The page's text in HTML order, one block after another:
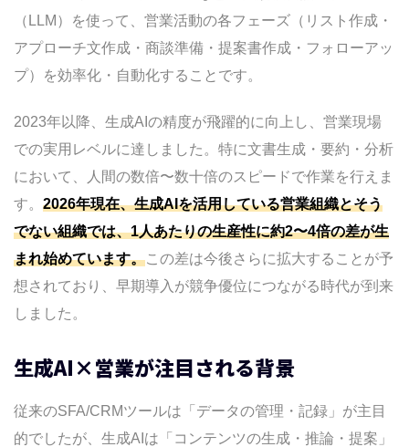
動最適化
事例7：フォローアップメールの自動パーソ
ナライズ
事例9：SNS（LinkedIn・X）投稿コンテン
ツの量産
事例10：展示会後のフォロー文面の一括生
成
事例11：RFP（提案依頼書）への回答自動
生成
事例12：電話営業（テレアポ）の反論処理
ヒアリング自動化
（LLM）を使って、営業活動の各フェーズ（リスト作成・
アプローチ文作成・商談準備・提案書作成・フォローアッ
プ）を効率化・自動化することです。
2023年以降、生成AIの精度が飛躍的に向上し、営業現場
での実用レベルに達しました。特に文書生成・要約・分析
において、人間の数倍〜数十倍のスピードで作業を行えま
す。 2026年現在、生成AIを活用している営業組織とそう
でない組織では、1人あたりの生産性に約2〜4倍の差が生
まれ始めています。この差は今後さらに拡大することが予
想されており、早期導入が競争優位につながる時代が到来
しました。
生成AI×営業が注目される背景
従来のSFA/CRMツールは「データの管理・記録」が主目
的でしたが、生成AIは「コンテンツの生成・推論・提案」